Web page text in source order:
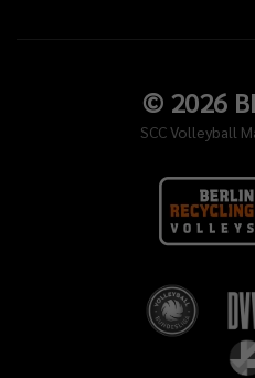
© 2026
SCC Volleyball